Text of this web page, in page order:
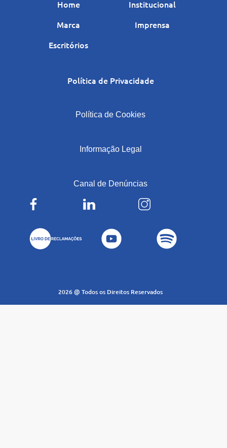
Home
Institucional
Marca
Imprensa
Escritórios
Política de Privacidade
Política de Cookies
Informação Legal
Canal de Denúncias
2026 @ Todos os Direitos Reservados